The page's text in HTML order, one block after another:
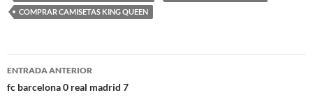
COMPRAR CAMISETAS KING QUEEN
Navegación
de
ENTRADA ANTERIOR
fc barcelona 0 real madrid 7